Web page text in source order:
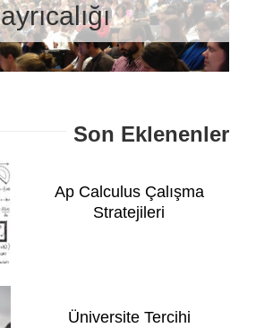
ayrıcalığı
Son Eklenenler
Ap Calculus Çalışma
Stratejileri
Üniversite Tercihi